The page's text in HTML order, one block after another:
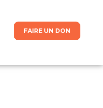
FAIRE UN DON